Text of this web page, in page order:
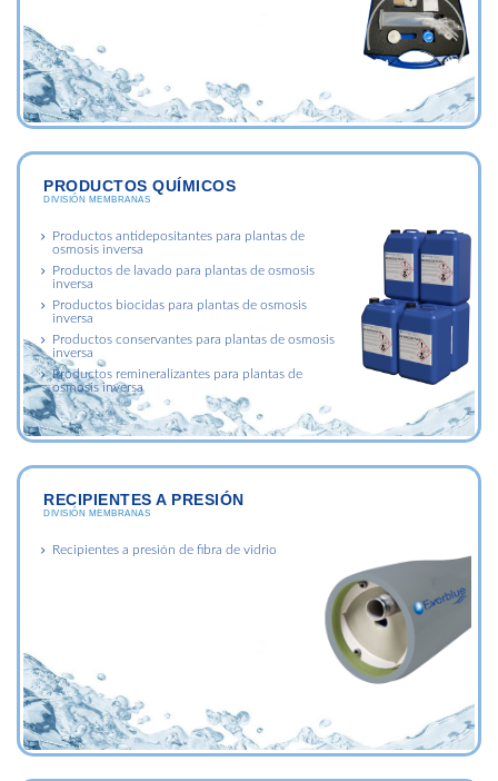
PRODUCTOS QUÍMICOS
DIVISIÓN MEMBRANAS
Productos antidepositantes para plantas de
osmosis inversa
Productos de lavado para plantas de osmosis
inversa
Productos biocidas para plantas de osmosis
inversa
Productos conservantes para plantas de osmosis
inversa
Productos remineralizantes para plantas de
osmosis inversa
RECIPIENTES A PRESIÓN
DIVISIÓN MEMBRANAS
Recipientes a presión de fibra de vidrio